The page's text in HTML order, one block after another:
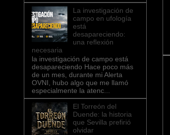
La investigación de
campo en ufología
está
desapareciendo:
una reflexión
necesaria
la investigación de campo está
desapareciendo Hace poco más
de un mes, durante mi Alerta
OVNI, hubo algo que me llamó
especialmente la atenc...
El Torreón del
Duende: la historia
que Sevilla prefirió
olvidar